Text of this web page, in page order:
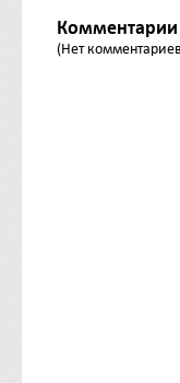
Комментарии
(Нет